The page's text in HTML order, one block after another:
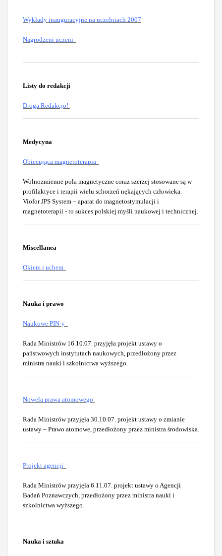
Wykłady inauguracyjne na uczelniach 2007
Nagrodzeni uczeni
Listy do redakcji
Droga Redakcjo!
Medycyna
Obiecująca magnetoterapia
Wolnozmienne pola magnetyczne coraz szerzej stosowane są w
profilaktyce i terapii wielu schorzeń nękających człowieka.
Viofor JPS System – aparat do magnetostymulacji i
magnetoterapii - to sukces polskiej myśli naukowej i technicznej.
Miscellanea
Okiem i uchem
Nauka i prawo
Naukowe PIN-y
Rada Ministrów 16.10.07. przyjęła projekt ustawy o
państwowych instytutach naukowych, przedłożony przez
ministra nauki i szkolnictwa wyższego.
Nowela prawa atomowego
Rada Ministrów przyjęła 30.10.07. projekt ustawy o zmianie
ustawy – Prawo atomowe, przedłożony przez ministra środowiska.
Projekt agencji
Rada Ministrów przyjęła 6.11.07. projekt ustawy o Agencji
Badań Poznawczych, przedłożony przez ministra nauki i
szkolnictwa wyższego.
Nauka i sztuka